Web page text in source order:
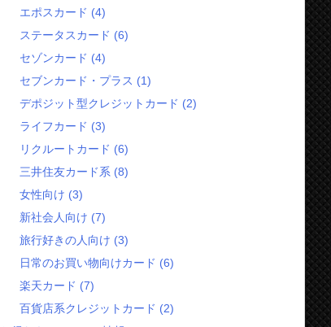
エポスカード (4)
ステータスカード (6)
セゾンカード (4)
セブンカード・プラス (1)
デポジット型クレジットカード (2)
ライフカード (3)
リクルートカード (6)
三井住友カード系 (8)
女性向け (3)
新社会人向け (7)
旅行好きの人向け (3)
日常のお買い物向けカード (6)
楽天カード (7)
百貨店系クレジットカード (2)